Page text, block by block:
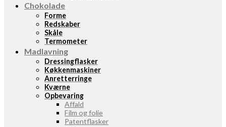
Chokolade
Forme
Redskaber
Skåle
Termometer
Madlavning
Dressingflasker
Køkkenmaskiner
Anretterringe
Kværne
Opbevaring
Affald
Film og folie
Patentflasker